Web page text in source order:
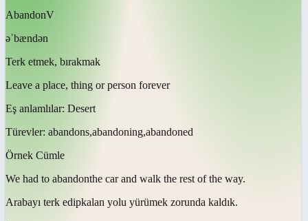
AbandonV
əˈbændən
Terk etmek, bırakmak
Leave a place, thing or person forever
Eş anlamlılar: Desert
Türevler: abandons,abandoning,abandoned
Örnek Cümle
We had to abandonthe car and walk the rest of the way.
Arabayı terk edipkalan yolu yürümek zorunda kaldık.